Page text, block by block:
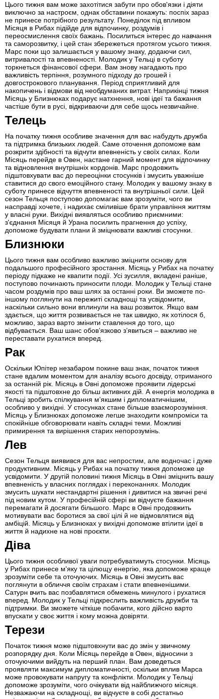
Цього тижня вам може захотітися забути про обов'язки і діяти
виключно за настроєм, однак обставини покажуть: поспіх зараз
не принесе потрібного результату. Понеділок під впливом
Місяця в Рибах підійде для відпочинку, роздумів і
переосмислення своїх бажань. Посилиться інтерес до навчання
та саморозвитку, і цей стан збережеться протягом усього тижня.
Марс поки що залишається у вашому знаку, додаючи сил,
витривалості та впевненості. Молодик у Тельці в суботу
торкнеться фінансової сфери. Вам знову нагадають про
важливість терпіння, розумного підходу до грошей і
довгострокового планування. Період сприятливий для
накопичень і відмови від необдуманих витрат. Наприкінці тижня
Місяць у Близнюках подарує натхнення, нові ідеї та бажання
частіше бути в русі, відкриваючи для себе щось незвичайне.
Телець
На початку тижня особливе значення для вас набудуть дружба
та підтримка близьких людей. Саме оточення допоможе вам
розкрити здібності та відчути впевненість у своїх силах. Коли
Місяць перейде в Овен, настане гарний момент для відпочинку
та відновлення внутрішніх кордонів. Марс продовжить
підштовхувати вас до переоцінки стосунків і змусить уважніше
ставитися до свого емоційного стану. Молодик у вашому знаку в
суботу принесе відчуття впевненості та внутрішньої сили. Цей
сезон Тельця поступово допомагає вам зрозуміти, чого ви
насправді хочете, і надихає сміливіше брати управління життям
у власні руки. Вихідні виявляться особливо приємними:
з'єднання Місяця й Урана посилить прагнення до успіху,
допоможе будувати плани й зміцнювати важливі стосунки.
Близнюки
Цього тижня вам особливо важливо зміцнити основу для
подальшого професійного зростання. Місяць у Рибах на початку
періоду підкаже не квапити події. Усі зусилля, вкладені раніше,
поступово починають приносити плоди. Молодик у Тельці стане
часом роздумів про ваш шлях за останні роки. Ви зможете по-
іншому поглянути на пережиті складнощі та усвідомити,
наскільки сильно вони вплинули на ваш розвиток. Якщо вам
здається, що життя розвивається не так швидко, як хотілося б,
можливо, зараз варто змінити ставлення до того, що
відбувається. Ваш шанс обов’язково з’явиться – важливо не
переставати рухатися вперед.
Рак
Оскільки Юпітер незабаром покине ваш знак, початок тижня
стане вдалим моментом для аналізу всього досвіду, отриманого
за останній рік. Місяць в Овні допоможе проявити лідерські
якості та підштовхне до більш активних дій. А енергія молодика в
Тельці зробить спілкування м’якшим і дипломатичнішим,
особливо у вихідні. У стосунках стане більше взаєморозуміння.
Місяць у Близнюках допоможе легше знаходити компроміси та
спокійніше обговорювати навіть складні теми. Можливі
примирення та вирішення старих непорозумінь.
Лев
Сезон Тельця виявився для вас непростим, але водночас і дуже
продуктивним. Місяць у Рибах на початку тижня допоможе це
усвідомити. У другій половині тижня Місяць в Овні зміцнить вашу
впевненість у власних поглядах і переконаннях. Молодик
змусить шукати нестандартні рішення і дивитися на звичні речі
під новим кутом. У професійній сфері ви відчуєте бажання
перемагати й досягати більшого. Марс в Овні продовжить
мотивувати вас боротися за свої цілі й не відмовлятися від
амбіцій. Місяць у Близнюках у вихідні допоможе втілити ідеї в
життя й надихне на нові проєкти.
Діва
Цього тижня особливої уваги потребуватимуть стосунки. Місяць
у Рибах принесе м'яку та цілющу енергію, яка допоможе краще
зрозуміти себе та оточуючих. Місяць в Овні змусить вас
поглянути в обличчя своїм страхам і стати впевненішими.
Сатурн вчить вас позбавлятися обмежень минулого і рухатися
вперед. Молодик у Тельці підкреслить важливість дружби та
підтримки. Ви зможете чіткіше побачити, кого дійсно варто
впускати у своє життя і кому можна довіряти.
Терези
Початок тижня може підштовхнути вас до змін у звичному
розпорядку дня. Коли Місяць перейде в Овен, відносини з
оточуючими вийдуть на перший план. Вам доведеться
проявляти максимум дипломатичності, оскільки вплив Марса
може провокувати напругу та конфлікти. Молодик у Тельці
допоможе зрозуміти, чого очікувати від найближчого місяця.
Незважаючи на складнощі, ви відчуєте в собі достатньо